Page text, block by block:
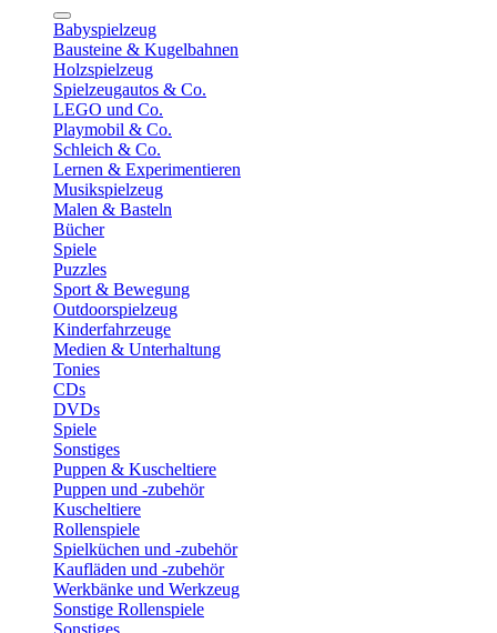
Babyspielzeug
Bausteine & Kugelbahnen
Holzspielzeug
Spielzeugautos & Co.
LEGO und Co.
Playmobil & Co.
Schleich & Co.
Lernen & Experimentieren
Musikspielzeug
Malen & Basteln
Bücher
Spiele
Puzzles
Sport & Bewegung
Outdoorspielzeug
Kinderfahrzeuge
Medien & Unterhaltung
Tonies
CDs
DVDs
Spiele
Sonstiges
Puppen & Kuscheltiere
Puppen und -zubehör
Kuscheltiere
Rollenspiele
Spielküchen und -zubehör
Kaufläden und -zubehör
Werkbänke und Werkzeug
Sonstige Rollenspiele
Sonstiges